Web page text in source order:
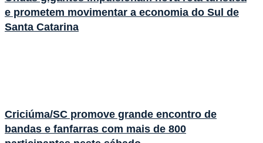
e prometem movimentar a economia do Sul de
Santa Catarina
Criciúma/SC promove grande encontro de
bandas e fanfarras com mais de 800